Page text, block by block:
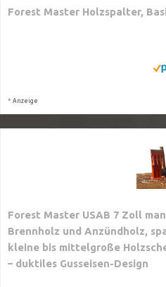
Forest Master Holzspalter,
* Anzeige
Forest Master USAB 7 Zoll
Brennholz und Anzündholz,
kleine bis mittelgroße
– duktiles Gusseisen-Design